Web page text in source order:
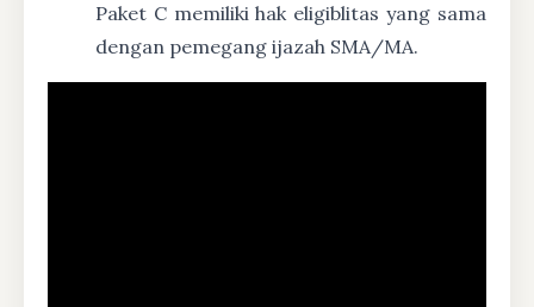
Paket C memiliki hak eligiblitas yang sama
dengan pemegang ijazah SMA/MA.